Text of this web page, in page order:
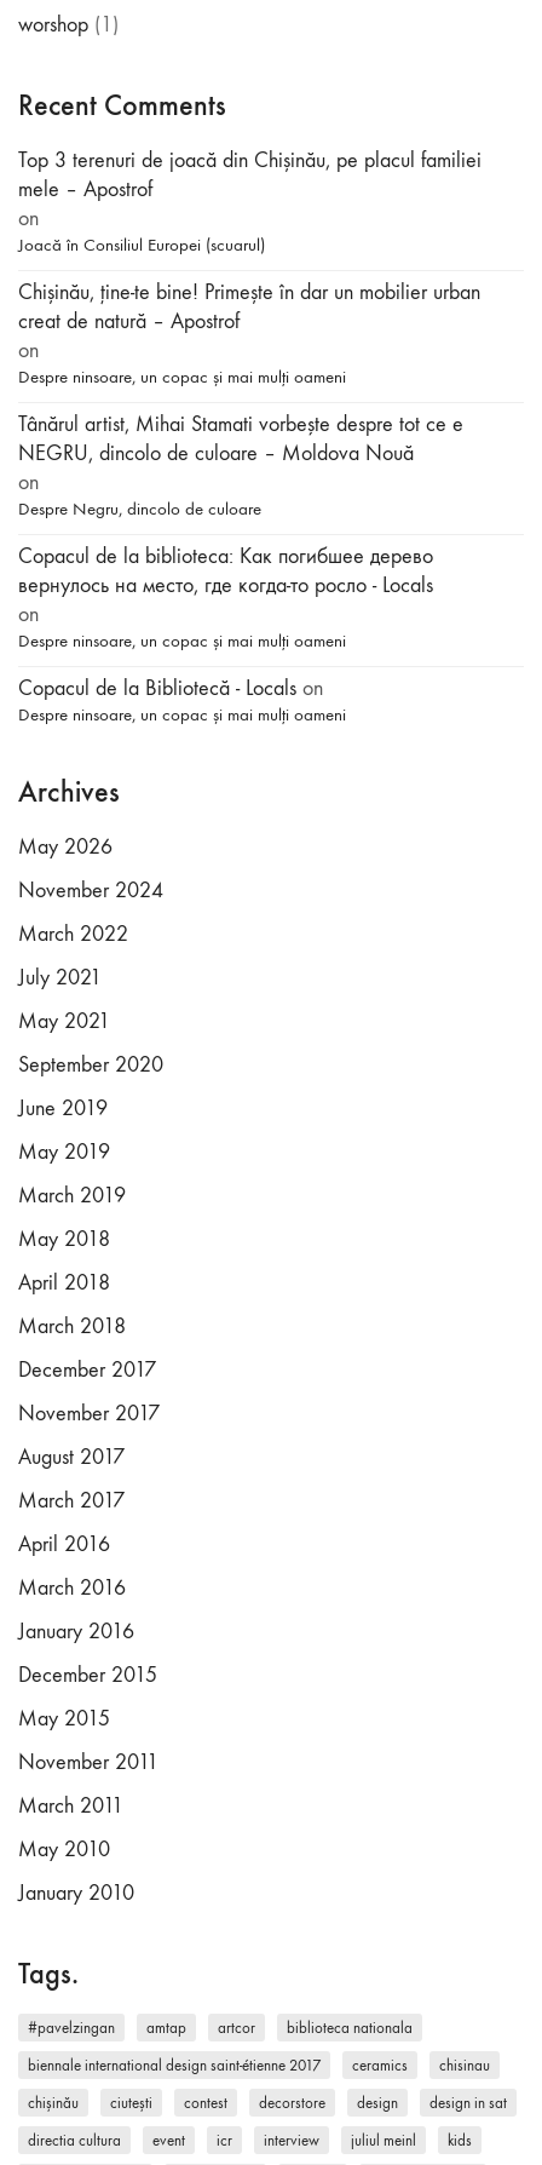
worshop (1)
Recent Comments
Top 3 terenuri de joacă din Chișinău, pe placul familiei
mele – Apostrof
on
Joacă în Consiliul Europei (scuarul)
Chișinău, ține-te bine! Primește în dar un mobilier urban
creat de natură – Apostrof
on
Despre ninsoare, un copac și mai mulți oameni
Tânărul artist, Mihai Stamati vorbeşte despre tot ce e
NEGRU, dincolo de culoare – Moldova Nouă
on
Despre Negru, dincolo de culoare
Copacul de la biblioteca: Как погибшее дерево
вернулось на место, где когда-то росло - Locals
on
Despre ninsoare, un copac și mai mulți oameni
Copacul de la Bibliotecă - Locals on
Despre ninsoare, un copac și mai mulți oameni
Archives
May 2026
November 2024
March 2022
July 2021
May 2021
September 2020
June 2019
May 2019
March 2019
May 2018
April 2018
March 2018
December 2017
November 2017
August 2017
March 2017
April 2016
March 2016
January 2016
December 2015
May 2015
November 2011
March 2011
May 2010
January 2010
Tags.
#pavelzingan amtap artcor biblioteca nationala
biennale international design saint-étienne 2017 ceramics chisinau
chișinău ciutești contest decorstore design design in sat
directia cultura event icr interview juliul meinl kids